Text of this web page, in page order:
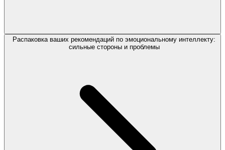
Распаковка ваших рекомендаций по эмоциональному интеллекту:
сильные стороны и проблемы